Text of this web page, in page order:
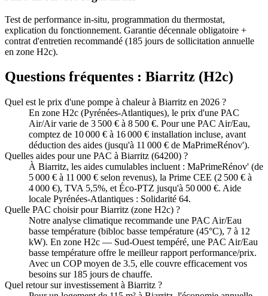
Test de performance in-situ, programmation du thermostat,
explication du fonctionnement. Garantie décennale obligatoire +
contrat d'entretien recommandé (185 jours de sollicitation annuelle
en zone H2c).
Questions fréquentes : Biarritz (H2c)
Quel est le prix d'une pompe à chaleur à Biarritz en 2026 ?
En zone H2c (Pyrénées-Atlantiques), le prix d'une PAC
Air/Air varie de 3 500 € à 8 500 €. Pour une PAC Air/Eau,
comptez de 10 000 € à 16 000 € installation incluse, avant
déduction des aides (jusqu'à 11 000 € de MaPrimeRénov').
Quelles aides pour une PAC à Biarritz (64200) ?
À Biarritz, les aides cumulables incluent : MaPrimeRénov' (de
5 000 € à 11 000 € selon revenus), la Prime CEE (2 500 € à
4 000 €), TVA 5,5%, et Éco-PTZ jusqu'à 50 000 €. Aide
locale Pyrénées-Atlantiques : Solidarité 64.
Quelle PAC choisir pour Biarritz (zone H2c) ?
Notre analyse climatique recommande une PAC Air/Eau
basse température (bibloc basse température (45°C), 7 à 12
kW). En zone H2c — Sud-Ouest tempéré, une PAC Air/Eau
basse température offre le meilleur rapport performance/prix.
Avec un COP moyen de 3.5, elle couvre efficacement vos
besoins sur 185 jours de chauffe.
Quel retour sur investissement à Biarritz ?